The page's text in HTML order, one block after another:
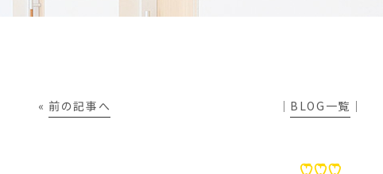
« 前の記事へ │ BLOG一覧 │